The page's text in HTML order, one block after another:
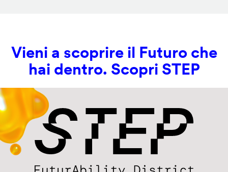
Vieni a scoprire il Futuro che
hai dentro. Scopri STEP